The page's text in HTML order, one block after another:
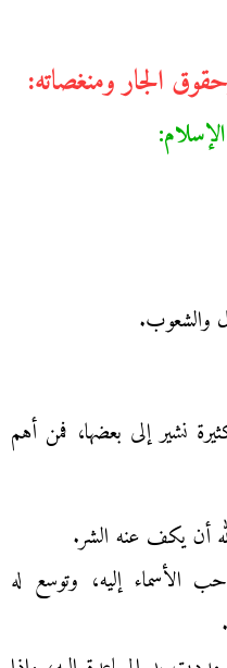
والشعوب.
نشير إلى بعضها، فمن أهم
أن يكف عنه الشر.
الأسماء إليه، وتوسع له